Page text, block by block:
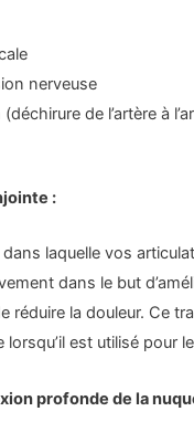
nerveuse
de l’artère à
:
laquelle vos
dans le but
réduire la douleur. Ce
lorsqu’il est utilisé pour
profonde de la